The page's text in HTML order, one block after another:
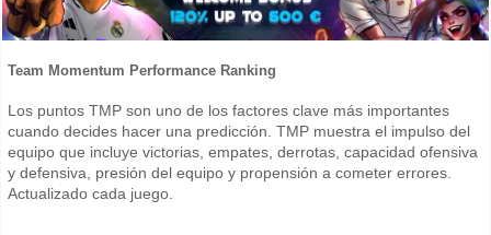
Team Momentum Performance Ranking
Los puntos TMP son uno de los factores clave más importantes
cuando decides hacer una predicción. TMP muestra el impulso del
equipo que incluye victorias, empates, derrotas, capacidad ofensiva
y defensiva, presión del equipo y propensión a cometer errores.
Actualizado cada juego.